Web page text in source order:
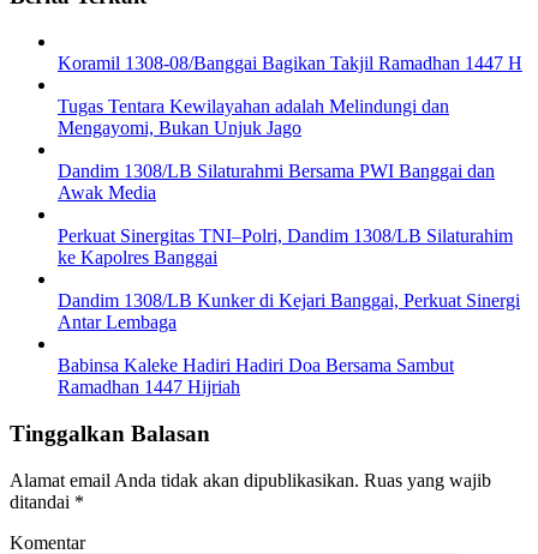
Koramil 1308-08/Banggai Bagikan Takjil Ramadhan 1447 H
Tugas Tentara Kewilayahan adalah Melindungi dan
Mengayomi, Bukan Unjuk Jago
Dandim 1308/LB Silaturahmi Bersama PWI Banggai dan
Awak Media
Perkuat Sinergitas TNI–Polri, Dandim 1308/LB Silaturahim
ke Kapolres Banggai
Dandim 1308/LB Kunker di Kejari Banggai, Perkuat Sinergi
Antar Lembaga
Babinsa Kaleke Hadiri Hadiri Doa Bersama Sambut
Ramadhan 1447 Hijriah
Tinggalkan Balasan
Alamat email Anda tidak akan dipublikasikan. Ruas yang wajib
ditandai *
Komentar